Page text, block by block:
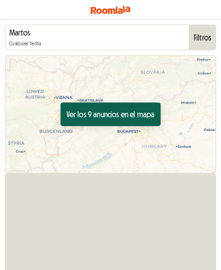
Cualquier fecha
Filtros
Ver los 9 anuncios en el mapa